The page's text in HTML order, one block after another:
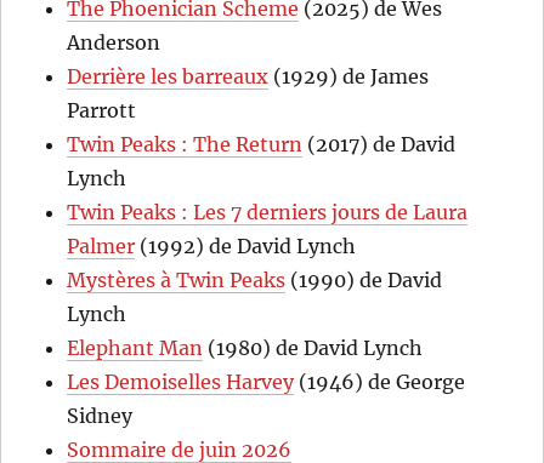
The Phoenician Scheme (2025) de Wes
Anderson
Derrière les barreaux (1929) de James
Parrott
Twin Peaks : The Return (2017) de David
Lynch
Twin Peaks : Les 7 derniers jours de Laura
Palmer (1992) de David Lynch
Mystères à Twin Peaks (1990) de David
Lynch
Elephant Man (1980) de David Lynch
Les Demoiselles Harvey(1946) de George
Sidney
Sommaire de juin 2026